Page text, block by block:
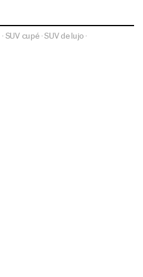
·SUV cupé·SUV de lujo ·